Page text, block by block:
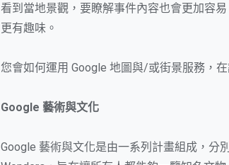
看到當地景觀，要瞭解事件內容也會更加容
更有趣味。
您會如何運用 Google 地圖與/或街景服務，
Google 藝術與文化
Google 藝術與文化是由一系列計畫組成，分